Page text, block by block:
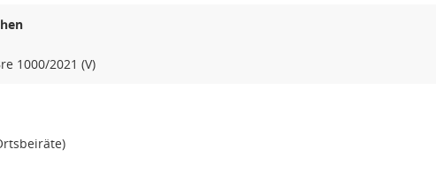
1000/2021 (V)